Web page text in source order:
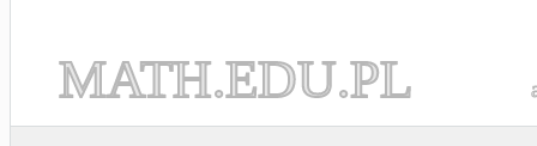
MATH.EDU.PL